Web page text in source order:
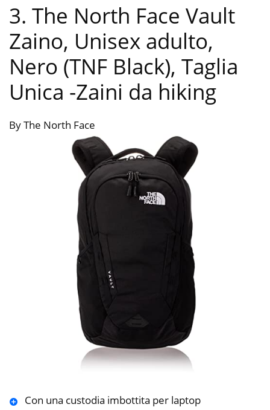
3. The North Face Vault
Zaino, Unisex adulto,
Nero (TNF Black), Taglia
Unica -Zaini da hiking
By The North Face
Con una custodia imbottita per laptop